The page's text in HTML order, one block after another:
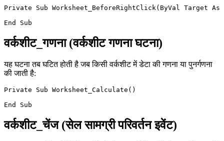
Private Sub Worksheet_BeforeRightClick(ByVal Target As
वर्कशीट_गणना (वर्कशीट गणना घटना)
यह घटना तब घटित होती है जब किसी वर्कशीट में डेटा की गणना या पुनर्गणना
की जाती है:
Private Sub Worksheet_Calculate()
वर्कशीट_चेंज (सेल सामग्री परिवर्तन इवेंट)